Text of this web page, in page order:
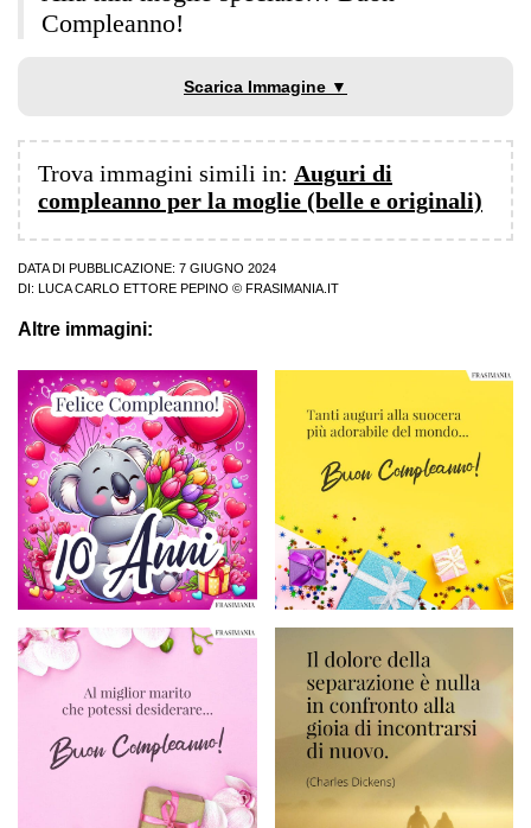
Compleanno!
Scarica Immagine ▼
Trova immagini simili in: Auguri di
compleanno per la moglie (belle e originali)
DATA DI PUBBLICAZIONE: 7 GIUGNO 2024
DI:
LUCA CARLO ETTORE PEPINO © FRASIMANIA.IT
Altre immagini: